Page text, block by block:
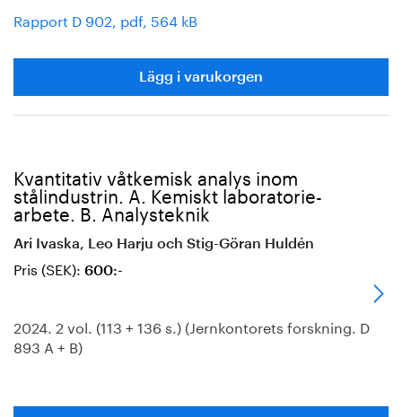
Rapport D 902, pdf, 564 kB
Lägg i varukorgen
Kvantitativ våtkemisk analys inom
stålindustrin. A. Kemiskt laboratorie-
arbete. B. Analysteknik
Ari Ivaska, Leo Harju och Stig-Göran Huldén
Pris (SEK): 600:-
2024. 2 vol. (113 + 136 s.) (Jernkontorets forskning. D
893 A + B)